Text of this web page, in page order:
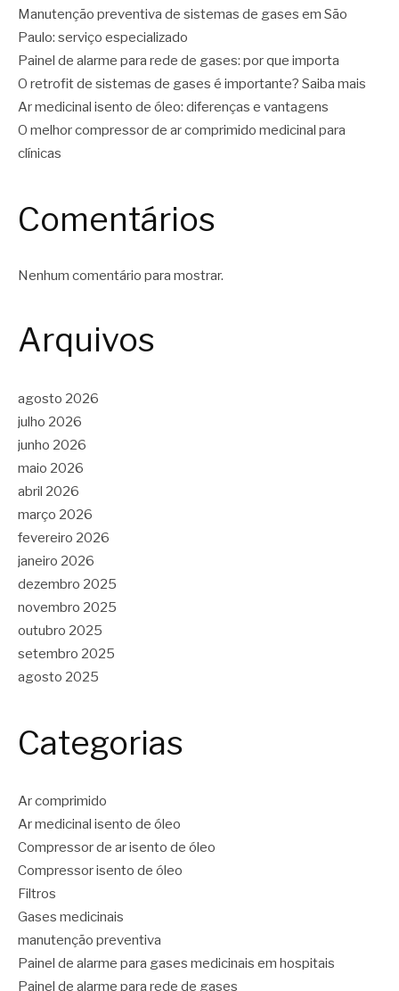
Manutenção preventiva de sistemas de gases em São
Paulo: serviço especializado
Painel de alarme para rede de gases: por que importa
O retrofit de sistemas de gases é importante? Saiba mais
Ar medicinal isento de óleo: diferenças e vantagens
O melhor compressor de ar comprimido medicinal para
clínicas
Comentários
Nenhum comentário para mostrar.
Arquivos
agosto 2026
julho 2026
junho 2026
maio 2026
abril 2026
março 2026
fevereiro 2026
janeiro 2026
dezembro 2025
novembro 2025
outubro 2025
setembro 2025
agosto 2025
Categorias
Ar comprimido
Ar medicinal isento de óleo
Compressor de ar isento de óleo
Compressor isento de óleo
Filtros
Gases medicinais
manutenção preventiva
Painel de alarme para gases medicinais em hospitais
Painel de alarme para rede de gases